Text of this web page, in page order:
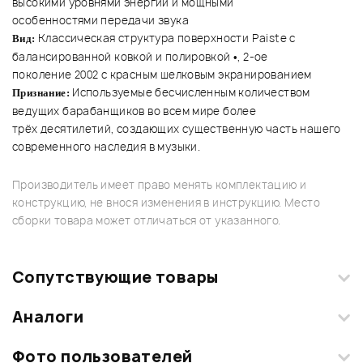
особенностями передачи звука
Вид: Классическая структура поверхности Paiste с
балансированной ковкой и полировкой •, 2-ое
поколение 2002 с красным шелковым экранированием
Признание: Используемые бесчисленным количеством
ведущих барабанщиков во всем мире более
трёх десятилетий, создающих существенную часть нашего
современного наследия в музыки.
Производитель имеет право менять комплектацию и
конструкцию, не внося изменения в инструкцию. Место
сборки товара может отличаться от указанного.
Сопутствующие товары
Аналоги
Фото пользователей